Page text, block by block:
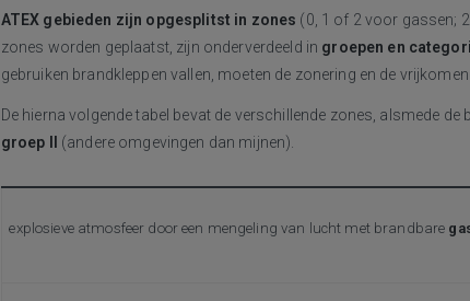
ATEX gebieden zijn opgesplitst in zones (0, 1 of 2 voor gassen;
zones worden geplaatst, zijn onderverdeeld in groepen en
gebruiken brandkleppen vallen, moeten de zonering en de
De hierna volgende tabel bevat de verschillende zones, alsmede
groep II
(andere omgevingen dan mijnen).
explosieve atmosfeer door een mengeling van lucht met brandbare